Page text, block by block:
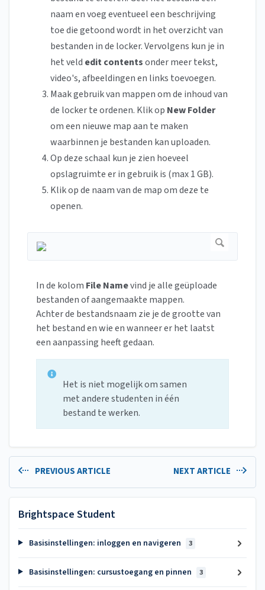
naam en voeg eventueel een beschrijving
toe die getoond wordt in het overzicht van
bestanden in de locker. Vervolgens kun je in
het veld edit contentsonder meer tekst,
video's, afbeeldingen en links toevoegen.
Maak gebruik van mappen om de inhoud van
de locker te ordenen. Klik op New Folder
om een nieuwe map aan te maken
waarbinnen je bestanden kan uploaden.
Op deze schaal kun je zien hoeveel
opslagruimte er in gebruik is (max 1 GB).
Klik op de naam van de map om deze te
openen.
In de kolom File Namevind je alle geüploade
bestanden of aangemaakte mappen.
Achter de bestandsnaam zie je de grootte van
het bestand en wie en wanneer er het laatst
een aanpassing heeft gedaan.
Het is niet mogelijk om samen
met andere studenten in één
bestand te werken.
PREVIOUS ARTICLE NEXT ARTICLE
Brightspace Student
Basisinstellingen: inloggen en navigeren 3
Basisinstellingen: cursustoegang en pinnen 3